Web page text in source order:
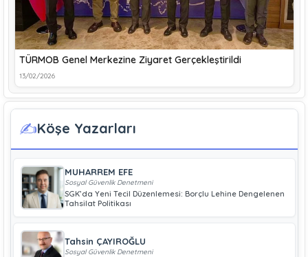
TÜRMOB Genel Merkezine Ziyaret Gerçekleştirildi
13/02/2026
✍️Köşe Yazarları
MUHARREM EFE
Sosyal Güvenlik Denetmeni
SGK’da Yeni Tecil Düzenlemesi: Borçlu Lehine Dengelenen
Tahsilat Politikası
Tahsin ÇAYIROĞLU
Sosyal Güvenlik Denetmeni